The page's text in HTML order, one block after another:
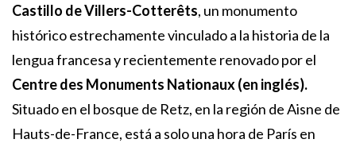
Castillo de Villers-Cotterêts, un monumento
histórico estrechamente vinculado a la historia de la
lengua francesa y recientemente renovado por el
Centre des Monuments Nationaux (en inglés).
Situado en el bosque de Retz, en la región de Aisne de
Hauts-de-France, está a solo una hora de París en